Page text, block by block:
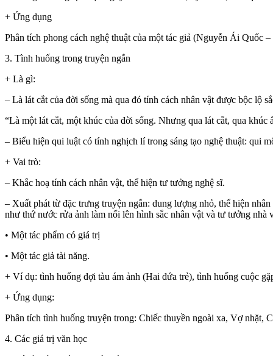
+ Ứng dụng
Phân tích phong cách nghệ thuật của một tác giả (Nguyễn Ái
3. Tình huống trong truyện ngắn
+ Là gì:
– Là lát cắt của đời sống mà qua đó tính cách nhân vật được bộc lộ
“Là một lát cắt, một khúc của đời sống. Nhưng qua lát cắt, qua
– Biểu hiện qui luật có tính nghịch lí trong sáng tạo nghệ thuật: qui
+ Vai trò:
– Khắc hoạ tính cách nhân vật, thể hiện tư tưởng nghệ sĩ.
– Xuất phát từ đặc trưng truyện ngắn: dung lượng nhỏ, thể hiện
như thứ nước rửa ảnh làm nổi lên hình sắc nhân vật và tư tưởng
• Một tác phẩm có giá trị
• Một tác giả tài năng.
+ Ví dụ: tình huống đợi tàu ám ảnh (Hai đứa trẻ), tình huống cuộc
+ Ứng dụng:
Phân tích tình huống truyện trong: Chiếc thuyền ngoài xa, Vợ nhặt,
4. Các giá trị văn học